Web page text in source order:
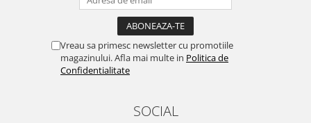
Vreau sa primesc newsletter cu promotiile
magazinului. Afla mai multe in Politica de
Confidentialitate
SOCIAL